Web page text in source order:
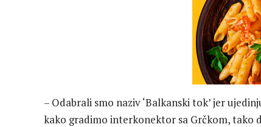
– Odabrali smo naziv ‘Balkanski tok’ jer
kako gradimo interkonektor sa Grčkom, tako